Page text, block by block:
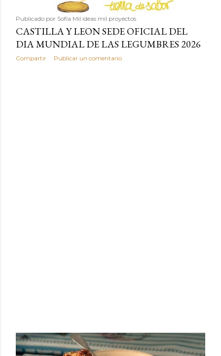
Publicado por Sofía Mil ideas mil proyectos
CASTILLA Y LEON SEDE OFICIAL DEL
DIA MUNDIAL DE LAS LEGUMBRES 2026
Compartir Publicar un comentario